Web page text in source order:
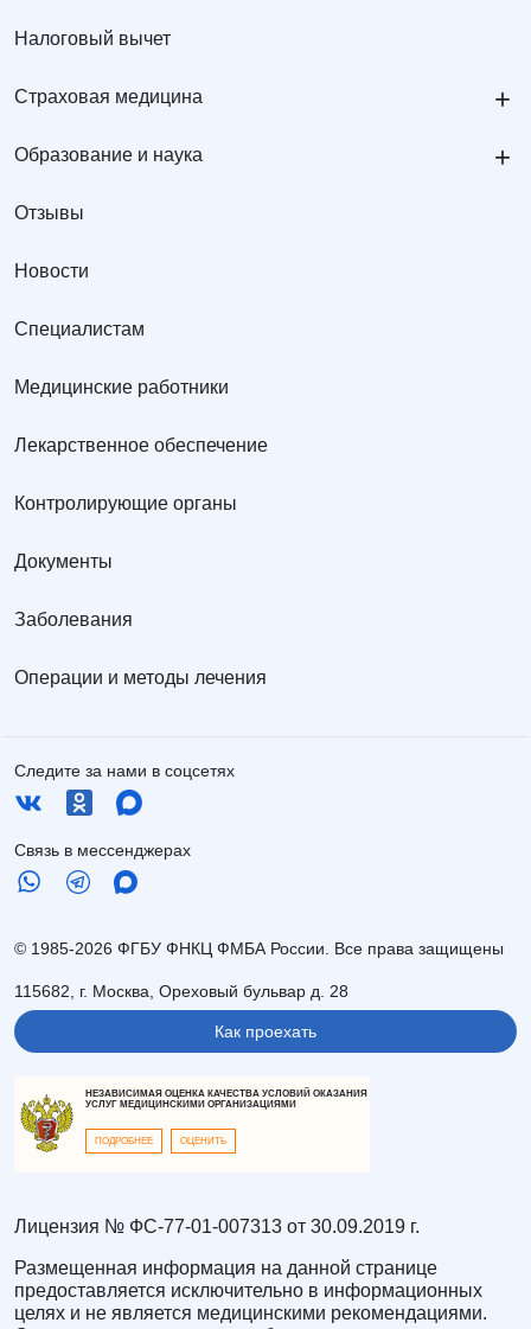
Налоговый вычет
Страховая медицина +
Образование и наука +
Отзывы
Новости
Специалистам
Медицинские работники
Лекарственное обеспечение
Контролирующие органы
Документы
Заболевания
Операции и методы лечения
Следите за нами в соцсетях
Связь в мессенджерах
© 1985-2026 ФГБУ ФНКЦ ФМБА России. Все права защищены
115682, г. Москва, Ореховый бульвар д. 28
Как проехать
НЕЗАВИСИМАЯ ОЦЕНКА КАЧЕСТВА УСЛОВИЙ ОКАЗАНИЯ
УСЛУГ МЕДИЦИНСКИМИ ОРГАНИЗАЦИЯМИ
ПОДРОБНЕЕ ОЦЕНИТЬ
Лицензия № ФС-77-01-007313 от 30.09.2019 г.
Размещенная информация на данной странице
предоставляется исключительно в информационных
целях и не является медицинскими рекомендациями.